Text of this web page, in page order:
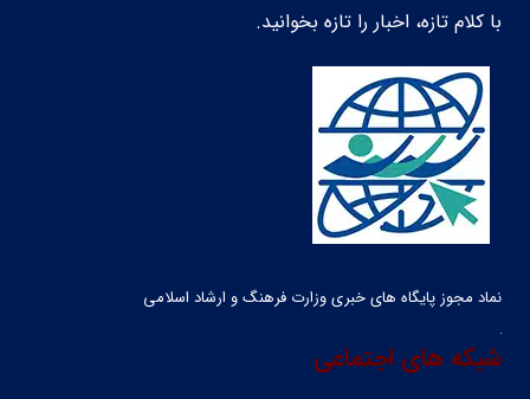
با کلام تازه، اخبار را تازه بخوانید.
نماد مجوز پایگاه های خبری وزارت فرهنگ و ارشاد اسلامی
شبکه های اجتماعی